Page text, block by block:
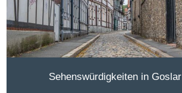
Sehenswürdigkeiten in Goslar